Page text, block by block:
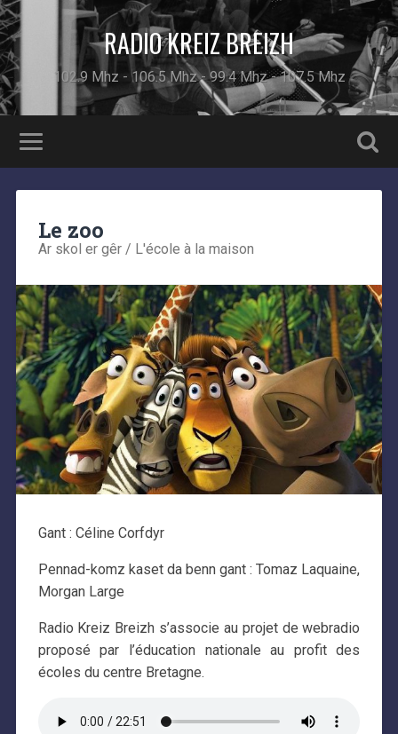
RADIO KREIZ BREIZH
102.9 Mhz - 106.5 Mhz - 99.4 Mhz - 107.5 Mhz
Le zoo
Ar skol er gêr / L'école à la maison
Gant : Céline Corfdyr
Pennad-komz kaset da benn gant : Tomaz Laquaine,
Morgan Large
Radio Kreiz Breizh s’associe au projet de webradio
proposé par l’éducation nationale au profit des
écoles du centre Bretagne.